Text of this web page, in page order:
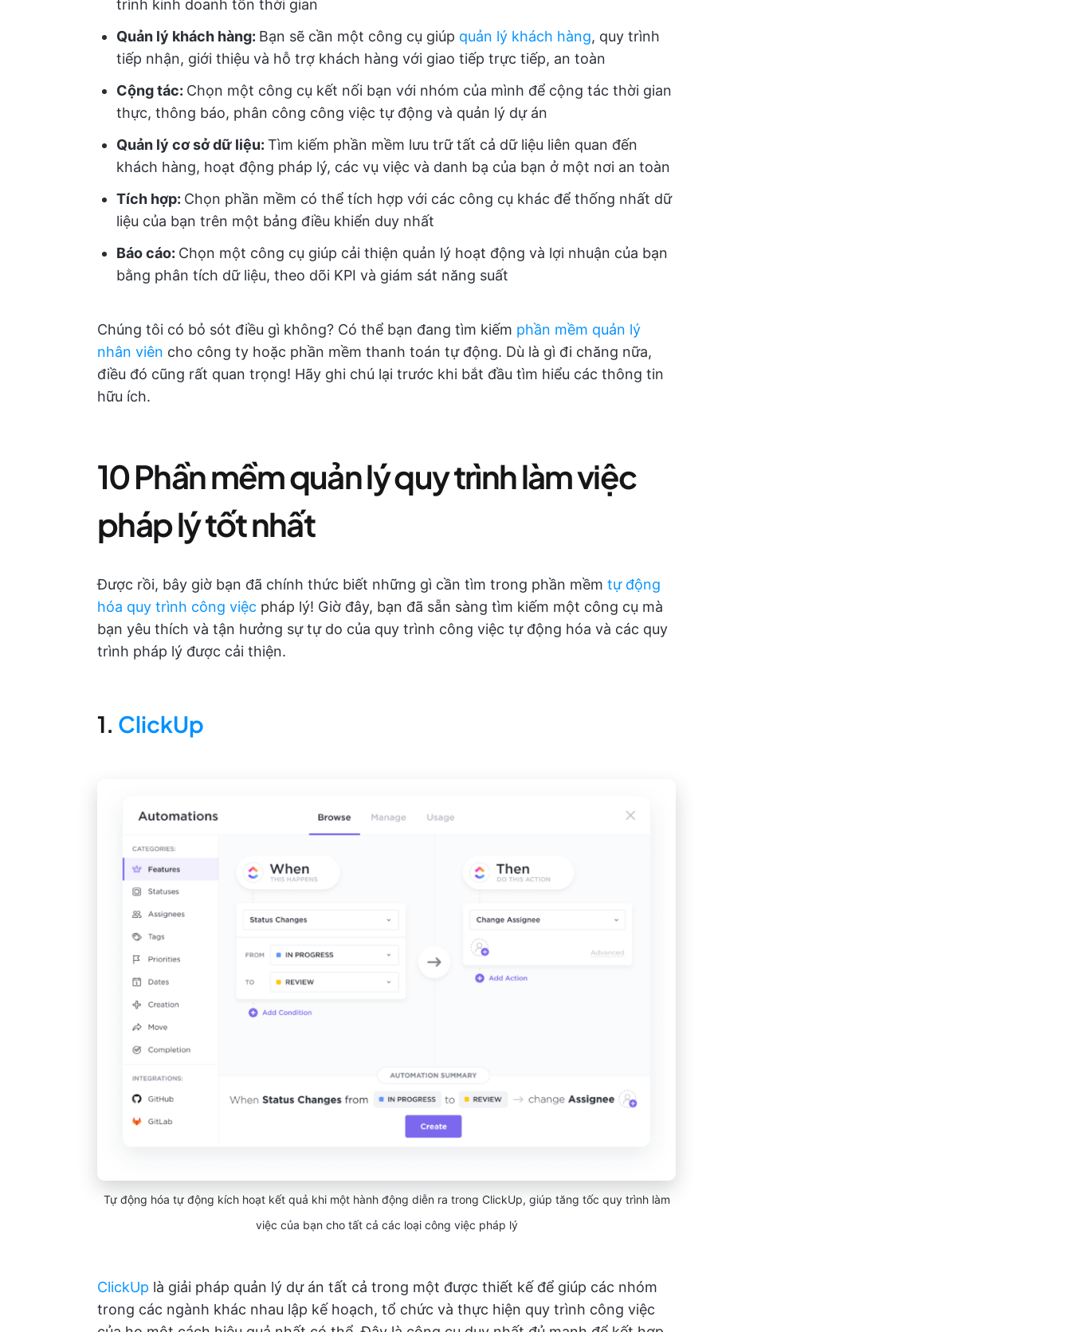
trình kinh doanh tốn thời gian
Quản lý khách hàng: Bạn sẽ cần một công cụ giúp quản lý khách hàng, quy trình
tiếp nhận, giới thiệu và hỗ trợ khách hàng với giao tiếp trực tiếp, an toàn
Cộng tác: Chọn một công cụ kết nối bạn với nhóm của mình để cộng tác thời gian
thực, thông báo, phân công công việc tự động và quản lý dự án
Quản lý cơ sở dữ liệu: Tìm kiếm phần mềm lưu trữ tất cả dữ liệu liên quan đến
khách hàng, hoạt động pháp lý, các vụ việc và danh bạ của bạn ở một nơi an toàn
Tích hợp: Chọn phần mềm có thể tích hợp với các công cụ khác để thống nhất dữ
liệu của bạn trên một bảng điều khiển duy nhất
Báo cáo: Chọn một công cụ giúp cải thiện quản lý hoạt động và lợi nhuận của bạn
bằng phân tích dữ liệu, theo dõi KPI và giám sát năng suất
Chúng tôi có bỏ sót điều gì không? Có thể bạn đang tìm kiếm phần mềm quản lý
nhân viên cho công ty hoặc phần mềm thanh toán tự động. Dù là gì đi chăng nữa,
điều đó cũng rất quan trọng! Hãy ghi chú lại trước khi bắt đầu tìm hiểu các thông tin
hữu ích.
10 Phần mềm quản lý quy trình làm việc
pháp lý tốt nhất
Được rồi, bây giờ bạn đã chính thức biết những gì cần tìm trong phần mềm tự động
hóa quy trình công việc pháp lý! Giờ đây, bạn đã sẵn sàng tìm kiếm một công cụ mà
bạn yêu thích và tận hưởng sự tự do của quy trình công việc tự động hóa và các quy
trình pháp lý được cải thiện.
1. ClickUp
Tự động hóa tự động kích hoạt kết quả khi một hành động diễn ra trong ClickUp, giúp tăng tốc quy trình làm
việc của bạn cho tất cả các loại công việc pháp lý
ClickUp là giải pháp quản lý dự án tất cả trong một được thiết kế để giúp các nhóm
trong các ngành khác nhau lập kế hoạch, tổ chức và thực hiện quy trình công việc